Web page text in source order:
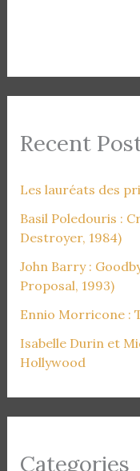
Recent
Les lauréats des
Basil Poledouris :
Destroyer, 1984)
John Barry :
Proposal, 1993)
Ennio Morricone :
Isabelle Durin et
Hollywood
Categories